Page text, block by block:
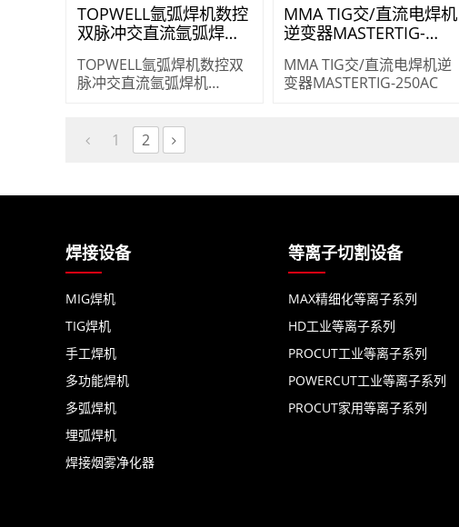
TOPWELL氩弧焊机数控
双脉冲交直流氩弧焊机
TOPWELL氩弧焊机数控双
脉冲交直流氩弧焊机
MMA TIG交/直流电焊机
逆变器MASTERTIG-
MMA TIG交/直流电焊机逆
变器MASTERTIG-250AC
1 2
焊接设备
MIG焊机
TIG焊机
手工焊机
多功能焊机
多弧焊机
埋弧焊机
焊接烟雾净化器
等离子切割设备
MAX精细化等离子系列
HD工业等离子系列
PROCUT工业等离子系列
POWERCUT工业等离子系列
PROCUT家用等离子系列